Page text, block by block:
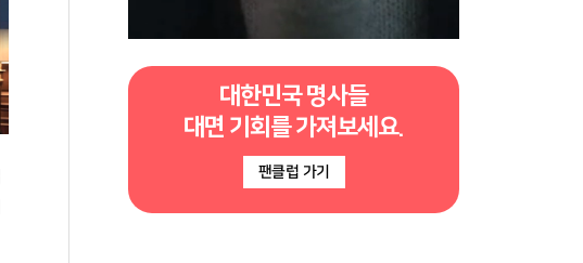
대한민국 명사들
대면 기회를 가져보세요.
팬클럽 가기